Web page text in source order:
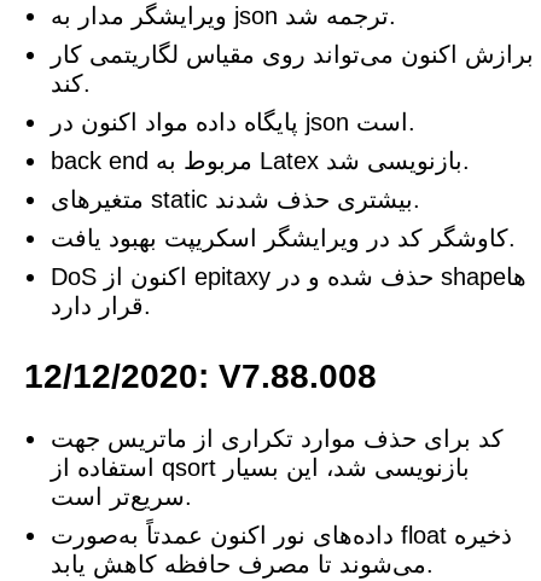
ویرایشگر مدار به json ترجمه شد.
برازش اکنون می‌تواند روی مقیاس لگاریتمی کار
کند.
پایگاه داده مواد اکنون در json است.
back end مربوط به Latex بازنویسی شد.
متغیرهای static بیشتری حذف شدند.
کاوشگر کد در ویرایشگر اسکریپت بهبود یافت.
DoS اکنون از epitaxy حذف شده و در shapeها
قرار دارد.
12/12/2020: V7.88.008
کد برای حذف موارد تکراری از ماتریس جهت
استفاده از qsort بازنویسی شد، این بسیار
سریع‌تر است.
داده‌های نور اکنون عمدتاً به‌صورت float ذخیره
می‌شوند تا مصرف حافظه کاهش یابد.